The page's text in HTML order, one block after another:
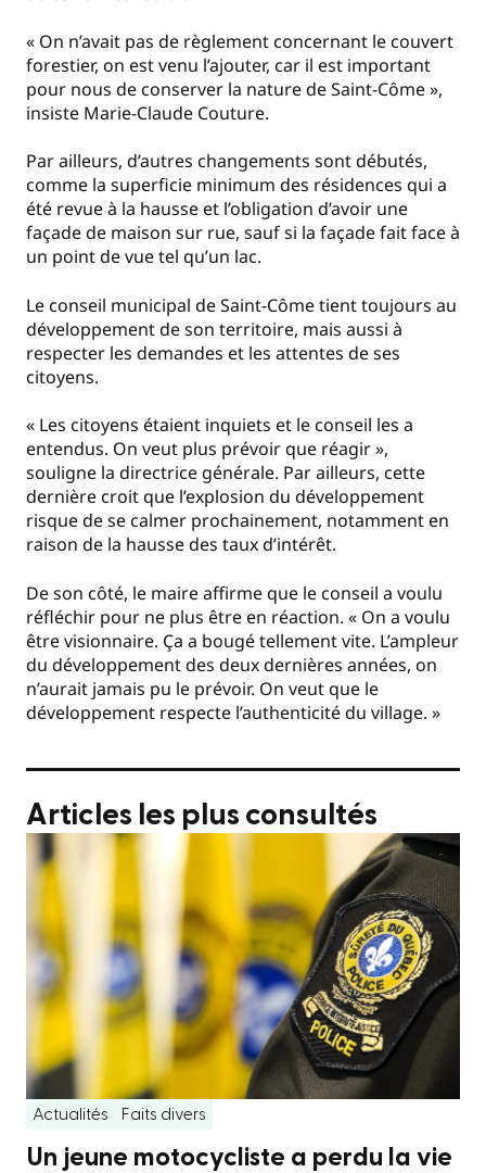
« On n’avait pas de règlement concernant le couvert
forestier, on est venu l’ajouter, car il est important
pour nous de conserver la nature de Saint-Côme »,
insiste Marie-Claude Couture.
Par ailleurs, d’autres changements sont débutés,
comme la superficie minimum des résidences qui a
été revue à la hausse et l’obligation d’avoir une
façade de maison sur rue, sauf si la façade fait face à
un point de vue tel qu’un lac.
Le conseil municipal de Saint-Côme tient toujours au
développement de son territoire, mais aussi à
respecter les demandes et les attentes de ses
citoyens.
« Les citoyens étaient inquiets et le conseil les a
entendus. On veut plus prévoir que réagir »,
souligne la directrice générale. Par ailleurs, cette
dernière croit que l’explosion du développement
risque de se calmer prochainement, notamment en
raison de la hausse des taux d’intérêt.
De son côté, le maire affirme que le conseil a voulu
réfléchir pour ne plus être en réaction. « On a voulu
être visionnaire. Ça a bougé tellement vite. L’ampleur
du développement des deux dernières années, on
n’aurait jamais pu le prévoir. On veut que le
développement respecte l’authenticité du village. »
Articles les plus consultés
Actualités Faits divers
Un jeune motocycliste a perdu la vie